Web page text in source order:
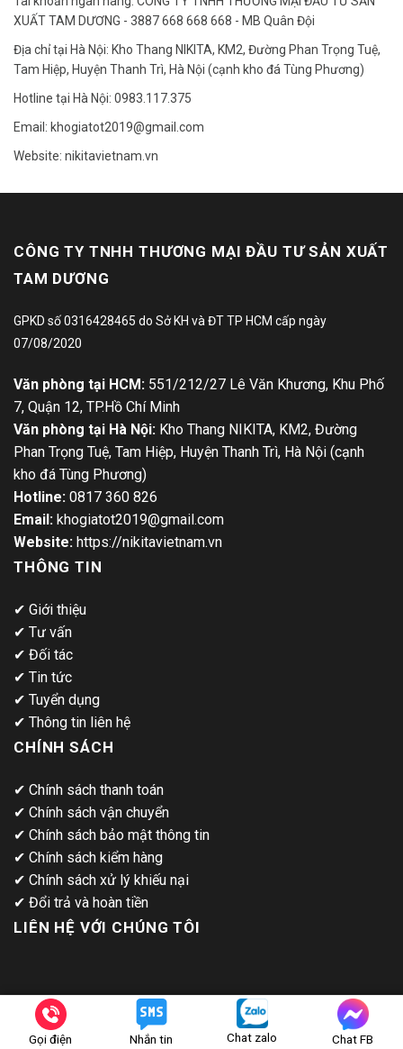
XUẤT TAM DƯƠNG - 3887 668 668 668 - MB Quân Đội
Địa chỉ tại Hà Nội: Kho Thang NIKITA, KM2, Đường Phan Trọng Tuệ,
Tam Hiệp, Huyện Thanh Trì, Hà Nội (cạnh kho đá Tùng Phương)
Hotline tại Hà Nội: 0983.117.375
Email: khogiatot2019@gmail.com
Website: nikitavietnam.vn
CÔNG TY TNHH THƯƠNG MẠI ĐẦU TƯ SẢN XUẤT
TAM DƯƠNG
GPKD số 0316428465 do Sở KH và ĐT TP HCM cấp ngày
07/08/2020
Văn phòng tại HCM: 551/212/27 Lê Văn Khương, Khu Phố
7, Quận 12, TP.Hồ Chí Minh
Văn phòng tại Hà Nội: Kho Thang NIKITA, KM2, Đường
Phan Trọng Tuệ, Tam Hiệp, Huyện Thanh Trì, Hà Nội (cạnh
kho đá Tùng Phương)
Hotline: 0817 360 826
Email: khogiatot2019@gmail.com
Website: https://nikitavietnam.vn
THÔNG TIN
✔ Giới thiệu
✔ Tư vấn
✔ Đối tác
✔ Tin tức
✔ Tuyển dụng
✔ Thông tin liên hệ
CHÍNH SÁCH
✔ Chính sách thanh toán
✔ Chính sách vận chuyển
✔ Chính sách bảo mật thông tin
✔ Chính sách kiểm hàng
✔ Chính sách xử lý khiếu nại
✔ Đổi trả và hoàn tiền
LIÊN HỆ VỚI CHÚNG TÔI
Gọi điện Nhắn tin Chat zalo Chat FB